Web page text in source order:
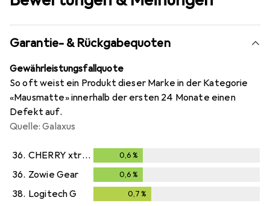
Garantie- & Rückgabequoten
Gewährleistungsfallquote
So oft weist ein Produkt dieser Marke in der Kategorie
«Mausmatte» innerhalb der ersten 24 Monate einen
Defekt auf.
Quelle: Galaxus
36. CHERRY xtrfy 0,6 %
36. Zowie Gear 0,6 %
38. Logitech G 0,7 %